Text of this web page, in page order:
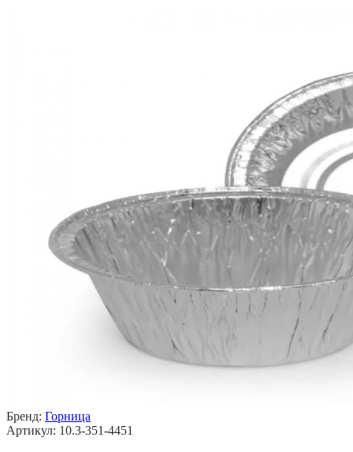
Бренд: Горница
Артикул: 10.3-351-4451